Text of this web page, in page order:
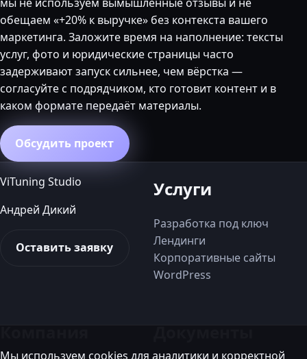
мы не используем вымышленные отзывы и не
обещаем «+20% к выручке» без контекста вашего
маркетинга. Заложите время на наполнение: тексты
услуг, фото и юридические страницы часто
задерживают запуск сильнее, чем вёрстка —
согласуйте с подрядчиком, кто готовит контент и в
каком формате передаёт материалы.
Обсудить проект
ViTuning Studio
Андрей Дикий
Оставить заявку
Услуги
Разработка под ключ
Лендинги
Корпоративные сайты
WordPress
Мы используем cookies для аналитики и корректной